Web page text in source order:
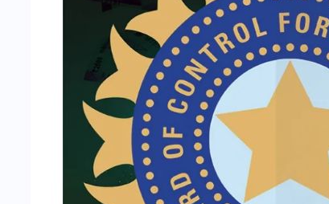
Cricstay